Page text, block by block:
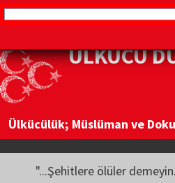
ÜLKÜCÜ
Ülkücülük; Müslüman ve
"...Şehitlere ölüler